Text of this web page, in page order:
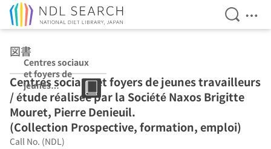
Open
図書
Centres sociaux
et foyers de
jeunes
travailleurs /
étude réalisée
par la Société
Naxos Brigitte
Mouret, Pierre
Centres sociaux et foyers de jeunes travailleurs
/ étude réalisée par la Société Naxos Brigitte
Mouret, Pierre Denieuil.
(Collection Prospective, formation, emploi)
Call No. (NDL)